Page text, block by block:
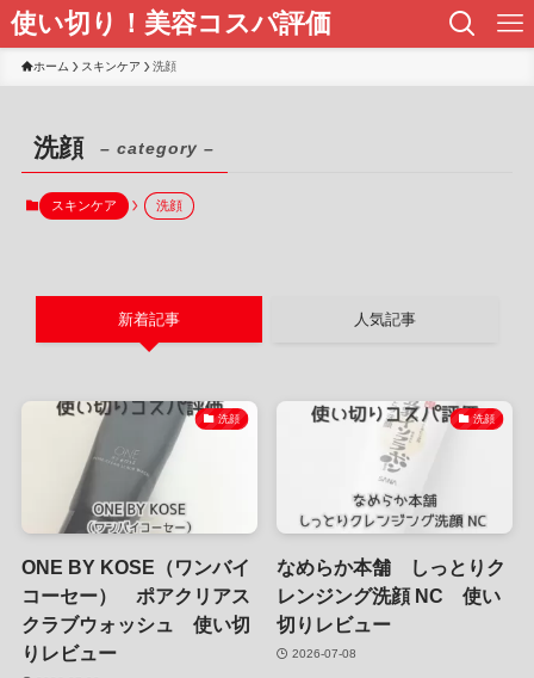
使い切り！美容コスパ評価
ホーム スキンケア 洗顔
洗顔 – category –
スキンケア 洗顔
新着記事 人気記事
洗顔
ONE BY KOSE（ワンバイ
コーセー） ポアクリアス
クラブウォッシュ 使い切
りレビュー
洗顔
なめらか本舗 しっとりク
レンジング洗顔 NC 使い
切りレビュー
2026-07-08